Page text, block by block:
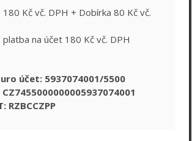
180 Kč vč. DPH + Dobírka 80 Kč vč.
platba na účet 180 Kč vč. DPH
účet: 5937074001/5500
CZ7455000000005937074001
RZBCCZPP